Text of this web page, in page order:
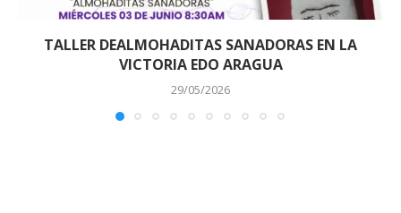
TALLER DEALMOHADITAS SANADORAS EN LA
VICTORIA EDO ARAGUA
29/05/2026